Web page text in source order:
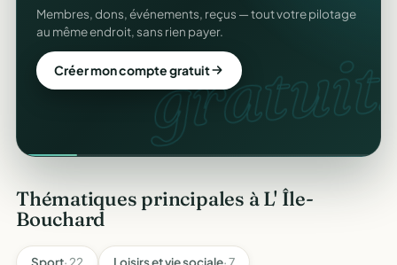
gratuit.
Membres, dons, événements, reçus — tout votre pilotage
au même endroit, sans rien payer.
Créer mon compte gratuit
Thématiques principales à L' Île-
Bouchard
Sport· 22 Loisirs et vie sociale· 7